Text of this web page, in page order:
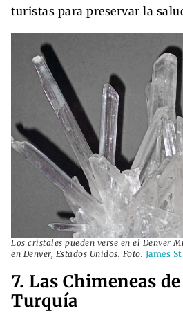
turistas para preservar la
Los cristales pueden verse en el Denver
en Denver, Estados Unidos. Foto: James
7. Las Chimeneas
Turquía